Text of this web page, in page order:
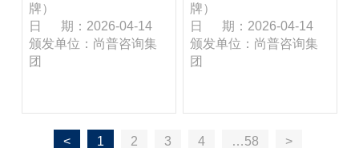
牌）
日 期：2026-04-14
颁发单位：尚普咨询集
团
牌）
日 期：2026-04-14
颁发单位：尚普咨询集
团
< 1 2 3 4 …58 >